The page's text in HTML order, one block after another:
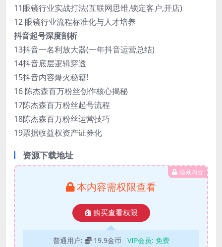
11眼镜行业实战打法(互联网思维,锁定客户,开店)
12 眼镜行业流程标准化与人才培养
抖音起号深度剖析
13抖音一名利放大器(一年抖音运营总结)
14抖音底层逻辑穿透
15抖音内容爆火秘籍!
16 陈杰森百万粉丝创作核心揭秘
17陈杰森百万粉丝起号流程
18陈杰森百万粉丝运营技巧
19票据收益权资产证券化
资源下载地址
隐藏内容
本内容需权限查看
购买查看权限
普通用户: 19.9金币 VIP会员: 免费